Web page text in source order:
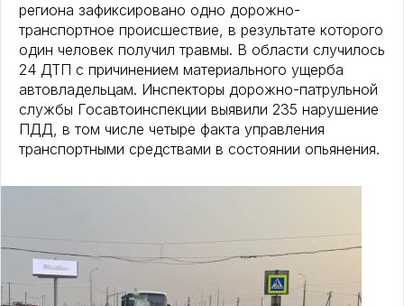
региона зафиксировано одно дорожно-
транспортное происшествие, в результате которого
один человек получил травмы. В области случилось
24 ДТП с причинением материального ущерба
автовладельцам. Инспекторы дорожно-патрульной
службы Госавтоинспекции выявили 235 нарушение
ПДД, в том числе четыре факта управления
транспортными средствами в состоянии опьянения.